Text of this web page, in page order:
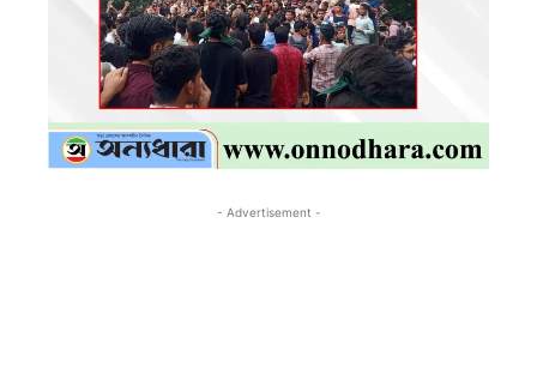
- Advertisement -